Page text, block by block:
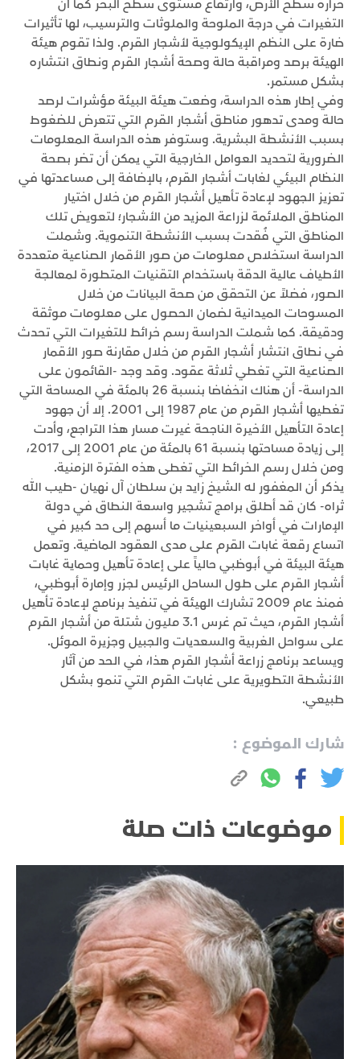
حرارة سطح الأرض، وارتفاع مستوى سطح البحر كما أن
التغيرات في درجة الملوحة والملوثات والترسيب، لها تأثيرات
ضارة على النظم الإيكولوجية لأشجار القرم. ولذا تقوم هيئة
الهيئة برصد ومراقبة حالة وصحة أشجار القرم ونطاق انتشاره
بشكل مستمر.
وفي إطار هذه الدراسة، وضعت هيئة البيئة مؤشرات لرصد
حالة ومدى تدهور مناطق أشجار القرم التي تتعرض للضغوط
بسبب الأنشطة البشرية. وستوفر هذه الدراسة المعلومات
الضرورية لتحديد العوامل الخارجية التي يمكن أن تضر بصحة
النظام البيئي لغابات أشجار القرم، بالإضافة إلى مساعدتها في
تعزيز الجهود لإعادة تأهيل أشجار القرم من خلال اختيار
المناطق الملائمة لزراعة المزيد من الأشجار؛ لتعويض تلك
المناطق التي فُقدت بسبب الأنشطة التنموية. وشملت
الدراسة استخلاص معلومات من صور الأقمار الصناعية متعددة
الأطياف عالية الدقة باستخدام التقنيات المتطورة لمعالجة
الصور، فضلاً عن التحقق من صحة البيانات من خلال
المسوحات الميدانية لضمان الحصول على معلومات موثقة
ودقيقة. كما شملت الدراسة رسم خرائط للتغيرات التي تحدث
في نطاق انتشار أشجار القرم من خلال مقارنة صور الأقمار
الصناعية التي تغطي ثلاثة عقود. وقد وجد -القائمون على
الدراسة- أن هناك انخفاضا بنسبة 26 بالمئة في المساحة التي
تغطيها أشجار القرم من عام 1987 إلى 2001. إلا أن جهود
إعادة التأهيل الأخيرة الناجحة غيرت مسار هذا التراجع، وأدت
إلى زيادة مساحتها بنسبة 61 بالمئة من عام 2001 إلى 2017،
ومن خلال رسم الخرائط التي تغطى هذه الفترة الزمنية.
يذكر أن المغفور له الشيخ زايد بن سلطان آل نهيان -طيب الله
ثراه- كان قد أطلق برامج تشجير واسعة النطاق في دولة
الإمارات في أواخر السبعينيات ما أسهم إلى حد كبير في
اتساع رقعة غابات القرم على مدى العقود الماضية. وتعمل
هيئة البيئة في أبوظبي حالياً على إعادة تأهيل وحماية غابات
أشجار القرم على طول الساحل الرئيس لجزر وإمارة أبوظبي،
فمنذ عام 2009 تشارك الهيئة في تنفيذ برنامج لإعادة تأهيل
أشجار القرم، حيث تم غرس 3.1 مليون شتلة من أشجار القرم
على سواحل الغربية والسعديات والجبيل وجزيرة الموئل.
ويساعد برنامج زراعة أشجار القرم هذا، في الحد من آثار
الأنشطة التطويرية على غابات القرم التي تنمو بشكل
طبيعي.
شارك الموضوع :
موضوعات ذات صلة